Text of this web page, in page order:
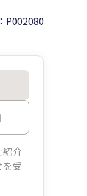
P002080
介
受